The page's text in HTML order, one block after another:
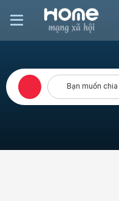
Bạn muốn